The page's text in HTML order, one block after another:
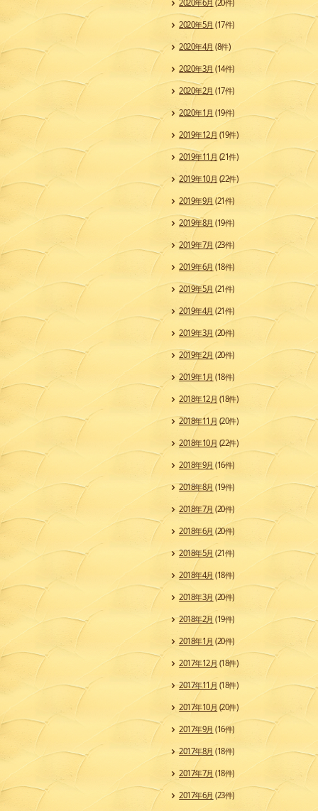
2020年6月 (20件)
2020年5月 (17件)
2020年4月 (8件)
2020年3月 (14件)
2020年2月 (17件)
2020年1月 (19件)
2019年12月 (19件)
2019年11月 (21件)
2019年10月 (22件)
2019年9月 (21件)
2019年8月 (19件)
2019年7月 (23件)
2019年6月(18件)
2019年5月 (21件)
2019年4月 (21件)
2019年3月 (20件)
2019年2月 (20件)
2019年1月 (18件)
2018年12月(18件)
2018年11月 (20件)
2018年10月 (22件)
2018年9月 (16件)
2018年8月 (19件)
2018年7月 (20件)
2018年6月(20件)
2018年5月 (21件)
2018年4月 (18件)
2018年3月 (20件)
2018年2月 (19件)
2018年1月 (20件)
2017年12月(18件)
2017年11月 (18件)
2017年10月 (20件)
2017年9月 (16件)
2017年8月 (18件)
2017年7月 (18件)
2017年6月 (23件)